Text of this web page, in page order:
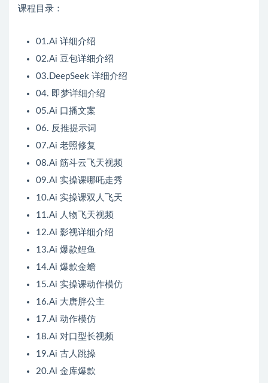
课程目录：
01.Ai 详细介绍
02.Ai 豆包详细介绍
03.DeepSeek 详细介绍
04. 即梦详细介绍
05.Ai 口播文案
06. 反推提示词
07.Ai 老照修复
08.Ai 筋斗云飞天视频
09.Ai 实操课哪吒走秀
10.Ai 实操课双人飞天
11.Ai 人物飞天视频
12.Ai 影视详细介绍
13.Ai 爆款鲤鱼
14.Ai 爆款金蟾
15.Ai 实操课动作模仿
16.Ai 大唐胖公主
17.Ai 动作模仿
18.Ai 对口型长视频
19.Ai 古人跳操
20.Ai 金库爆款